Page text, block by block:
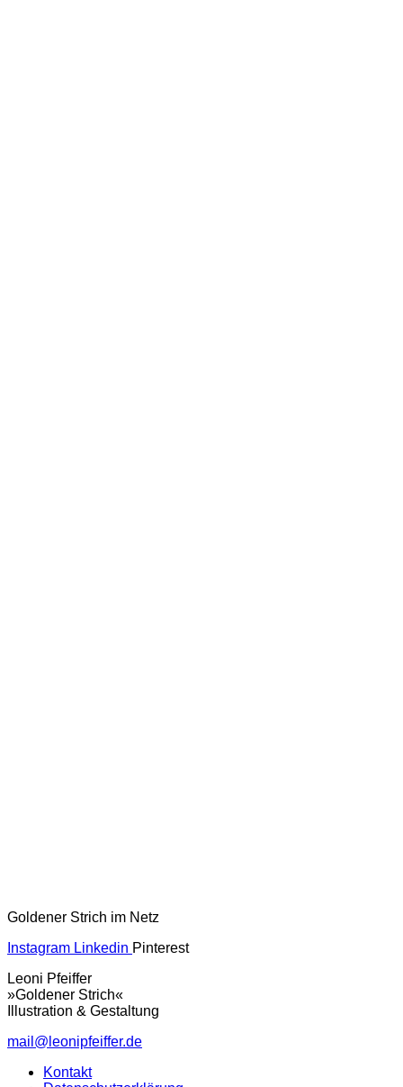
Goldener Strich im Netz
Instagram Linkedin Pinterest
Leoni Pfeiffer
»Goldener Strich«
Illustration & Gestaltung
mail@leonipfeiffer.de
Kontakt